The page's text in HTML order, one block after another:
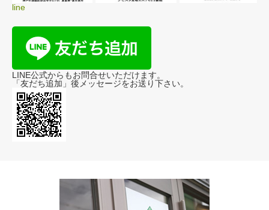
line
LINE公式からもお問合せいただけます。
「友だち追加」後メッセージをお送り下さい。